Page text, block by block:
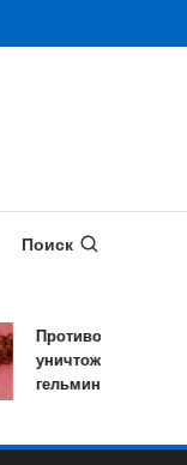
Поиск
Противопаразитарное
уничтожает более 120
гельминтов за один